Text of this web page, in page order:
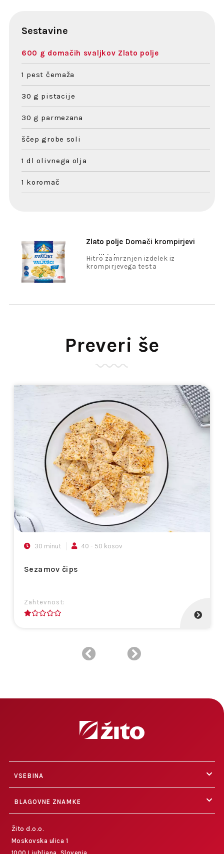
Sestavine
600 g domačih svaljkov Zlato polje
1 pest čemaža
30 g pistacije
30 g parmezana
ščep grobe soli
1 dl olivnega olja
1 koromač
Zlato polje Domači krompirjevi
svaljki 1kg
Hitro zamrznjen izdelek iz
krompirjevega testa
Preveri še
Sezamov čips
Zahtevnost:
30 minut 40 - 50 kosov
VSEBINA
BLAGOVNE ZNAMKE
Žito d.o.o.
Moskovska ulica 1